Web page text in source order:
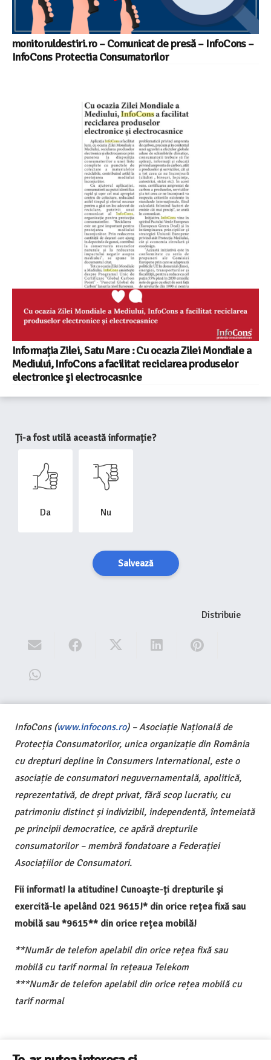
monitoruldestiri.ro – Comunicat de presă – InfoCons –
InfoCons Protectia Consumatorilor
Informația Zilei, Satu Mare : Cu ocazia Zilei Mondiale a
Mediului, InfoCons a facilitat reciclarea produselor
electronice şi electrocasnice
Ți-a fost utilă această informație?
Da Nu
Salvează
Distribuie
InfoCons (www.infocons.ro) – Asociație Națională de
Protecția Consumatorilor, unica organizație din România
cu drepturi depline în Consumers International, este o
asociație de consumatori neguvernamentală, apolitică,
reprezentativă, de drept privat, fără scop lucrativ, cu
patrimoniu distinct și indivizibil, independentă, întemeiată
pe principii democratice, ce apără drepturile
consumatorilor – membră fondatoare a Federației
Asociațiilor de Consumatori.
Fii informat! Ia atitudine! Cunoaște-ți drepturile și
exercită-le apelând 021 9615!* din orice rețea fixă sau
mobilă sau *9615** din orice rețea mobilă!
**Număr de telefon apelabil din orice rețea fixă sau
mobilă cu tarif normal în rețeaua Telekom
***Număr de telefon apelabil din orice rețea mobilă cu
tarif normal